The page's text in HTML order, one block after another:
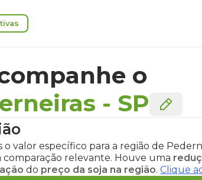
o
- SP
o valor específico para a região de
comparação relevante. Houve uma
do preço da soja na região. Clique